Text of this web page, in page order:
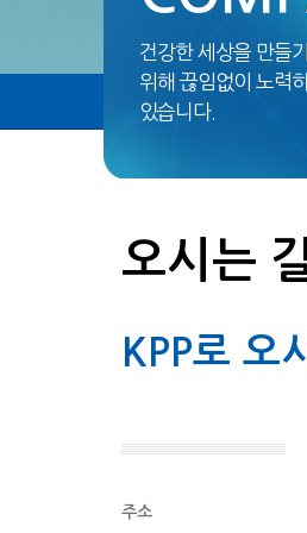
건강한 세상을 만들기
위해 끊임없이 노력
있습니다.
오시는
KPP로 오
주소